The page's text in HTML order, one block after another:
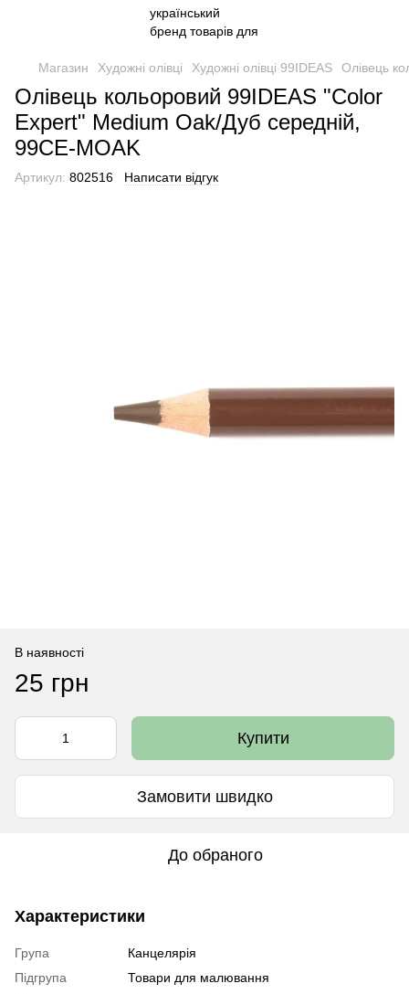
Магазин Художні олівці Художні олівці 99IDEAS Олівець
Олівець кольоровий 99IDEAS "Color
Expert" Medium Oak/Дуб середній,
99CE-MOAK
Артикул: 802516 Написати відгук
В наявності
25 грн
Купити
Замовити швидко
До обраного
Характеристики
Група
Канцелярія
Підгрупа
Товари для малювання